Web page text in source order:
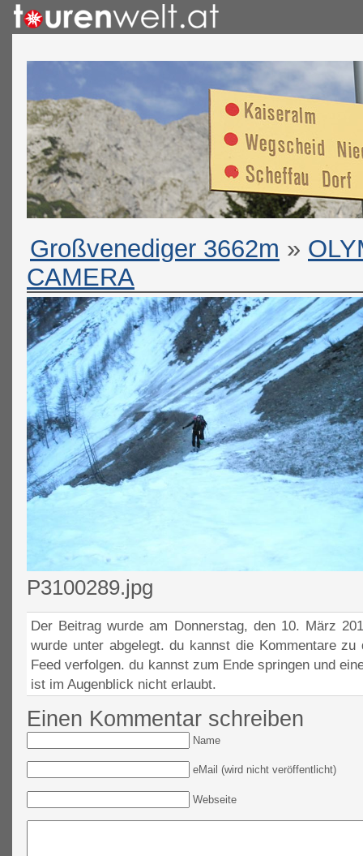
Großvenediger 3662m »
CAMERA
P3100289.jpg
Der Beitrag wurde am Donnerstag, den 10. März
wurde unter abgelegt. du kannst die Kommentare
Feed verfolgen. du kannst zum Ende springen und
ist im Augenblick nicht erlaubt.
Einen Kommentar schreiben
Name
eMail (wird nicht veröffentlicht)
Webseite